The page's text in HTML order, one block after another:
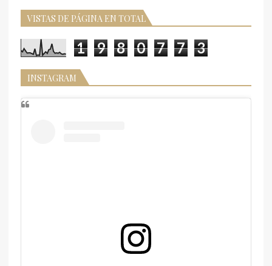
VISTAS DE PÁGINA EN TOTAL
1 9 8 0 7 7 3
INSTAGRAM